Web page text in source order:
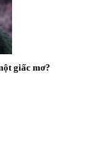
giấc mơ?